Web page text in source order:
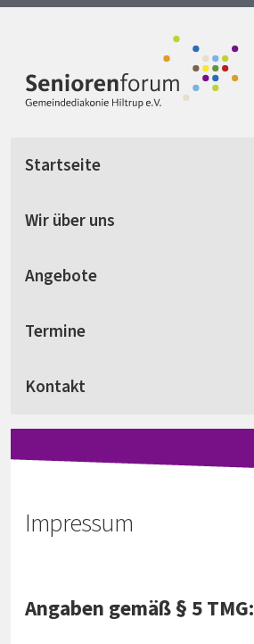
Startseite
Wir über uns
Angebote
Termine
Kontakt
Impressum
Angaben gemäß § 5 TMG: